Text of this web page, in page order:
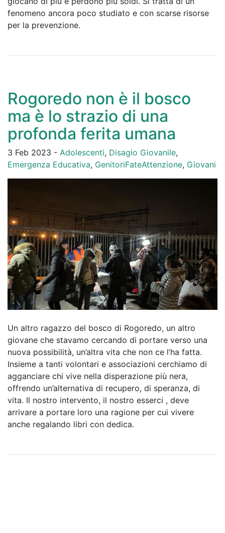
fenomeno ancora poco studiato e con scarse risorse
per la prevenzione​.
Rogoredo non è il bosco
ma è lo strazio di una
profonda ferita umana
3 Feb 2023 - Adolescenti, Disagio Giovanile,
Emergenza Educativa, GenitoriFateAttenzione, Giovani
Un altro ragazzo del bosco di Rogoredo, un altro
giovane che stavamo cercando di portare verso una
nuova possibilità, un’altra vita che non ce l’ha fatta.
Insieme a tanti volontari e associazioni cerchiamo di
agganciare chi vive nella disperazione più nera,
offrendo un’alternativa di recupero, di speranza, di
vita. Il nostro intervento, il nostro esserci , deve
arrivare a portare loro una ragione per cui vivere
anche regalando libri con dedica.